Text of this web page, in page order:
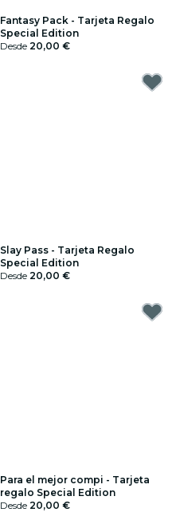
Fantasy Pack - Tarjeta Regalo
Special Edition
Desde 20,00 €
Slay Pass - Tarjeta Regalo
Special Edition
Desde 20,00 €
Para el mejor compi - Tarjeta
regalo Special Edition
Desde 20,00 €